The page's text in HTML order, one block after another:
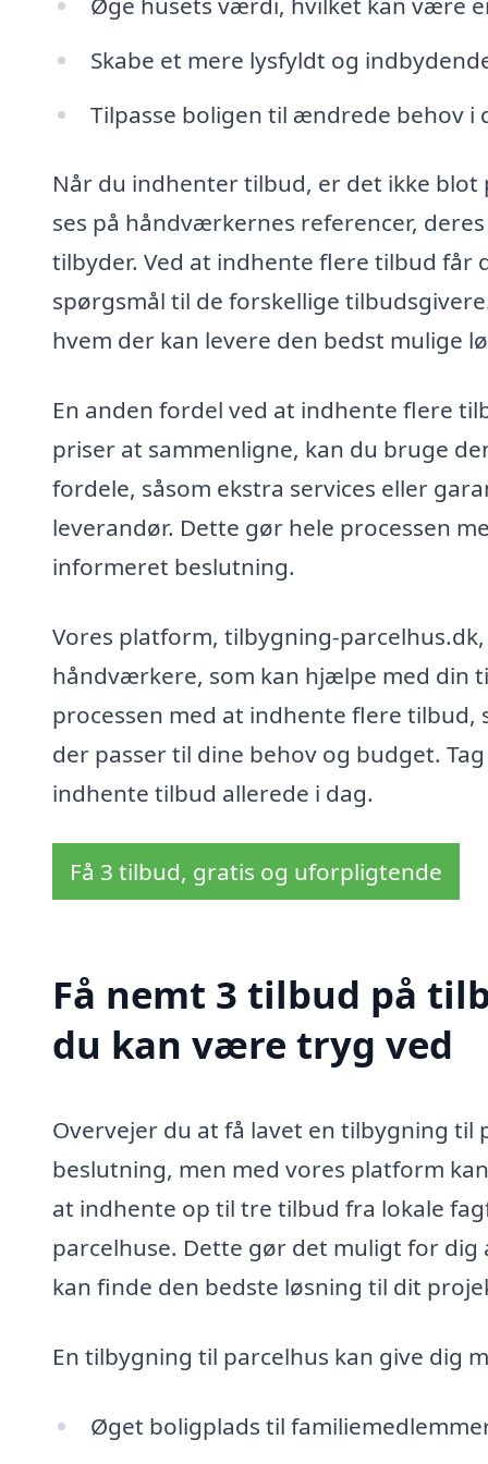
Skabe et mere lysfyldt og
Tilpasse boligen til ændrede behov i
Når du indhenter tilbud, er det ikke
ses på håndværkernes referencer,
tilbyder. Ved at indhente flere tilbud får
spørgsmål til de forskellige
hvem der kan levere den bedst mulige
En anden fordel ved at indhente flere
priser at sammenligne, kan du bruge
fordele, såsom ekstra services eller
leverandør. Dette gør hele processen
informeret beslutning.
Vores platform, tilbygning-
håndværkere, som kan hjælpe med din
processen med at indhente flere tilbud,
der passer til dine behov og budget.
indhente tilbud allerede i dag.
Få 3 tilbud, gratis og uforpligtende
Få nemt 3 tilbud på
du kan være tryg ved
Overvejer du at få lavet en tilbygning til
beslutning, men med vores platform
at indhente op til tre tilbud fra lokale
parcelhuse. Dette gør det muligt for dig
kan finde den bedste løsning til dit
En tilbygning til parcelhus kan give dig
Øget boligplads til